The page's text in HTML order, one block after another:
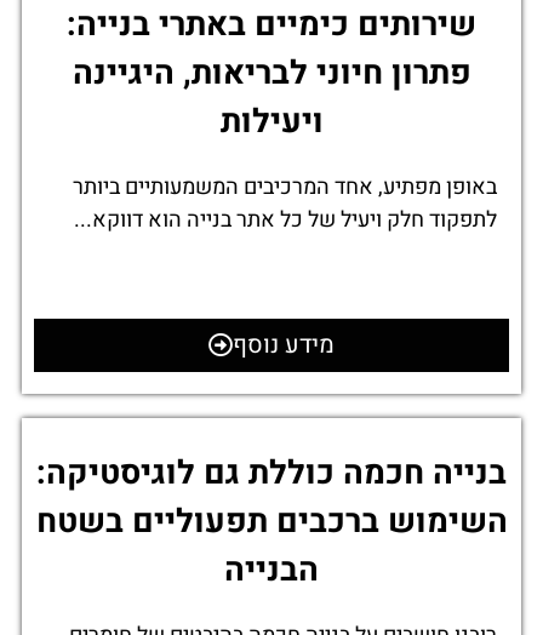
שירותים כימיים באתרי בנייה:
פתרון חיוני לבריאות, היגיינה
ויעילות
באופן מפתיע, אחד המרכיבים המשמעותיים ביותר
לתפקוד חלק ויעיל של כל אתר בנייה הוא דווקא...
מידע נוסף
בנייה חכמה כוללת גם לוגיסטיקה:
השימוש ברכבים תפעוליים בשטח
הבנייה